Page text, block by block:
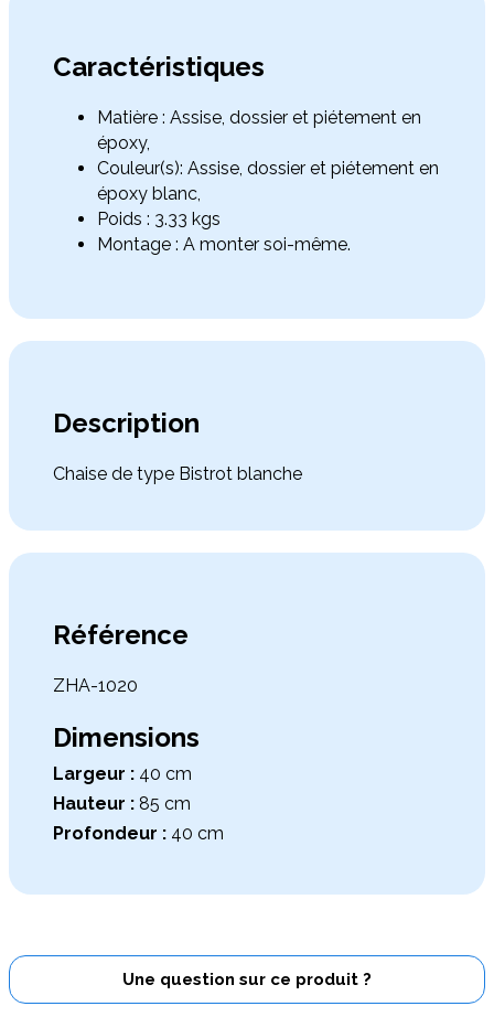
Caractéristiques
Matière : Assise, dossier et piétement en
époxy,
Couleur(s): Assise, dossier et piétement en
époxy blanc,
Poids : 3.33 kgs
Montage : A monter soi-même.
Description
Chaise de type Bistrot blanche
Référence
ZHA-1020
Dimensions
Largeur : 40 cm
Hauteur : 85 cm
Profondeur : 40 cm
Une question sur ce produit ?